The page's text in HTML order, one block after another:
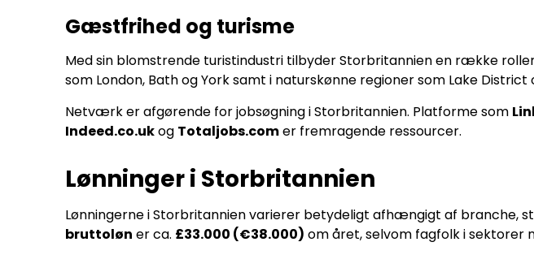
Gæstfrihed og turisme
Med sin blomstrende turistindustri tilbyder Storbritannien en række
som London, Bath og York samt i naturskønne regioner som Lake District
Netværk er afgørende for jobsøgning i Storbritannien. Platforme som
Indeed.co.ukog Totaljobs.comer fremragende ressourcer.
Lønninger i Storbritannien
Lønningerne i Storbritannien varierer betydeligt afhængigt af branche,
bruttoløn er ca. £33.000 (€38.000) om året, selvom fagfolk i sektorer